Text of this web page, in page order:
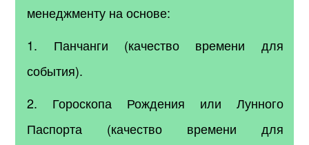
менеджменту на основе:
1. Панчанги (качество времени для
события).
2. Гороскопа Рождения или Лунного
Паспорта (качество времени для